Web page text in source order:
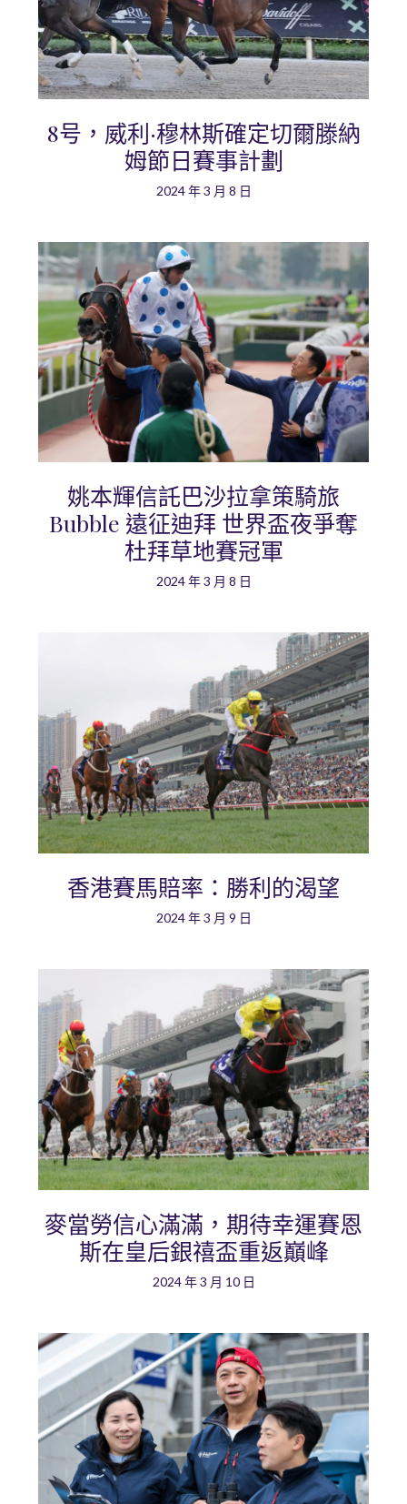
8号，威利·穆林斯確定切爾滕納
姆節日賽事計劃
2024 年 3 月 8 日
姚本輝信託巴沙拉拿策騎旅
Bubble 遠征迪拜 世界盃夜爭奪
杜拜草地賽冠軍
2024 年 3 月 8 日
香港賽馬賠率：勝利的渴望
2024 年 3 月 9 日
麥當勞信心滿滿，期待幸運賽恩
斯在皇后銀禧盃重返巔峰
2024 年 3 月 10 日